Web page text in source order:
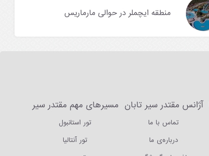
منطقه ایچملر در حوالی مارماریس
آژانس مقتدر سیر تابان
تماس با ما
درباره‌ی ما
مسیرهای مهم مقتدر سیر
تور استانبول
تور آنتالیا